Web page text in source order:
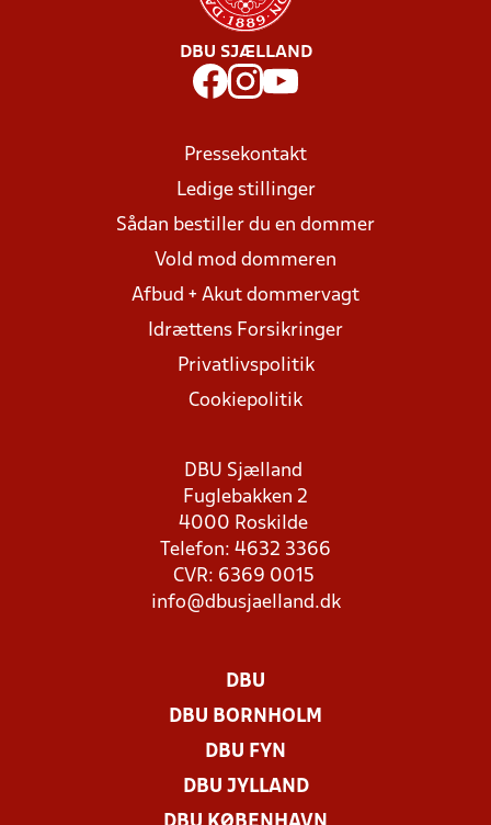
DBU SJÆLLAND
Pressekontakt
Ledige stillinger
Sådan bestiller du en dommer
Vold mod dommeren
Afbud + Akut dommervagt
Idrættens Forsikringer
Privatlivspolitik
Cookiepolitik
DBU Sjælland
Fuglebakken 2
4000 Roskilde
Telefon: 4632 3366
CVR: 6369 0015
info@dbusjaelland.dk
DBU
DBU BORNHOLM
DBU FYN
DBU JYLLAND